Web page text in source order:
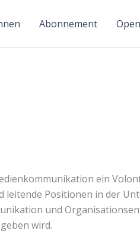
Abonnement
ein
Positionen in der
und
wird.